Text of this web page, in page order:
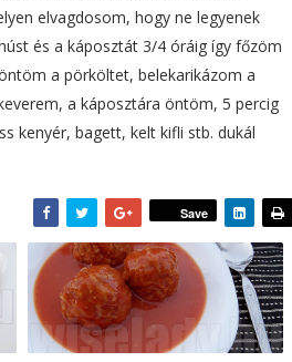
elvagdosom, hogy ne legyenek
és a káposztát 3/4 óráig így főzöm
a pörköltet, belekarikázom a
a káposztára öntöm, 5 percig
kenyér, bagett, kelt kifli stb. dukál
Save